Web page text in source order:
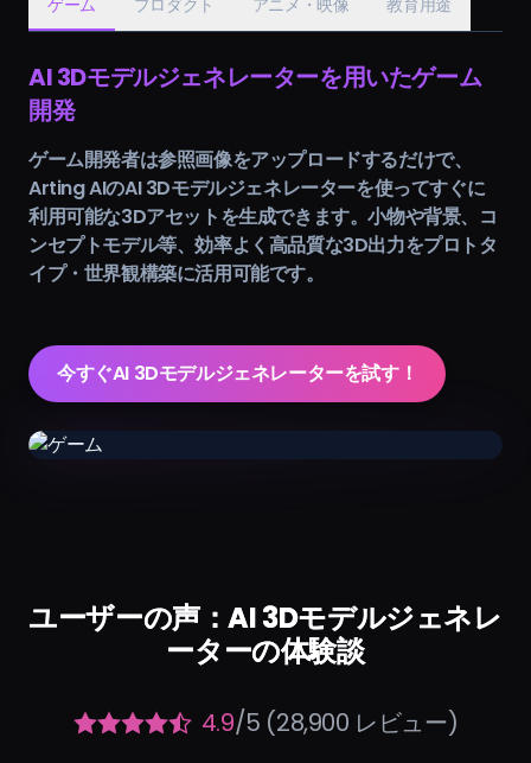
ゲーム プロダクト アニメ・映像 教育用途
AI 3Dモデルジェネレーターを用いたゲーム
開発
ゲーム開発者は参照画像をアップロードするだけで、
Arting AIのAI 3Dモデルジェネレーターを使ってすぐに
利用可能な3Dアセットを生成できます。小物や背景、コ
ンセプトモデル等、効率よく高品質な3D出力をプロトタ
イプ・世界観構築に活用可能です。
今すぐAI 3Dモデルジェネレーターを試す！
ユーザーの声：AI 3Dモデルジェネレ
ーターの体験談
4.9/5 (28,900 レビュー)